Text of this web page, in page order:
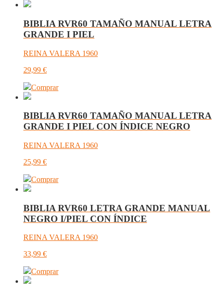
BIBLIA RVR60 TAMAÑO MANUAL LETRA
GRANDE I PIEL
REINA VALERA 1960
29,99 €
Comprar
BIBLIA RVR60 TAMAÑO MANUAL LETRA
GRANDE I PIEL CON ÍNDICE NEGRO
REINA VALERA 1960
25,99 €
Comprar
BIBLIA RVR60 LETRA GRANDE MANUAL
NEGRO I/PIEL CON ÍNDICE
REINA VALERA 1960
33,99 €
Comprar